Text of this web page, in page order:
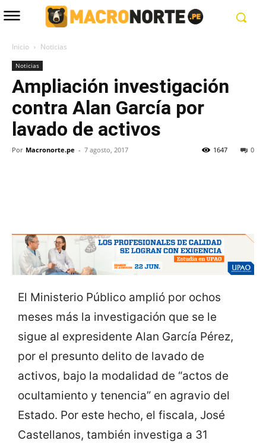
Inicio Noticias
Noticias
Ampliación investigación
contra Alan García por
lavado de activos
Por Macronorte.pe - 7 agosto, 2017 0
1647
El Ministerio Público amplió por ochos
meses más la investigación que se le
sigue al expresidente Alan García Pérez,
por el presunto delito de lavado de
activos, bajo la modalidad de “actos de
ocultamiento y tenencia” en agravio del
Estado. Por este hecho, el fiscala, José
Castellanos, también investiga a 31